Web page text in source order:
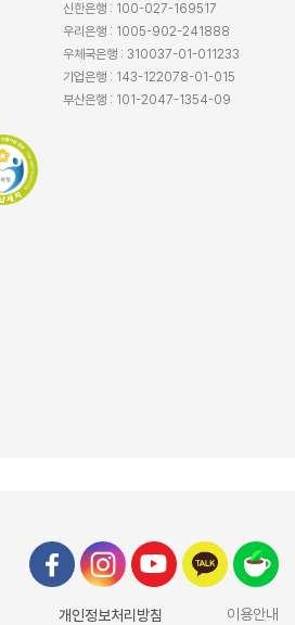
신한은행 : 100-027-169517
우리은행 : 1005-902-241888
우체국은행 : 310037-01-011233
기업은행 : 143-122078-01-015
부산은행 : 101-2047-1354-09
개인정보처리방침
이용안내